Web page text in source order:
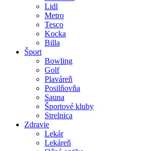
Lidl
Metro
Tesco
Kocka
Billa
Šport
Bowling
Golf
Plaváreň
Posilňovňa
Sauna
Športové kluby
Strelnica
Zdravie
Lekár
Lekáreň